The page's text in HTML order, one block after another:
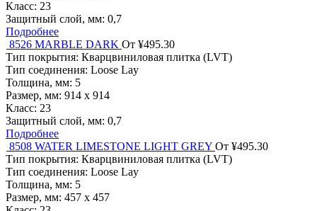
Класс: 23
Защитный слой, мм: 0,7
Подробнее
8526 MARBLE DARK От ¥495.30
Тип покрытия: Кварцвиниловая плитка (LVT)
Тип соединения: Loose Lay
Толщина, мм: 5
Размер, мм: 914 х 914
Класс: 23
Защитный слой, мм: 0,7
Подробнее
8508 WATER LIMESTONE LIGHT GREY От ¥495.30
Тип покрытия: Кварцвиниловая плитка (LVT)
Тип соединения: Loose Lay
Толщина, мм: 5
Размер, мм: 457 х 457